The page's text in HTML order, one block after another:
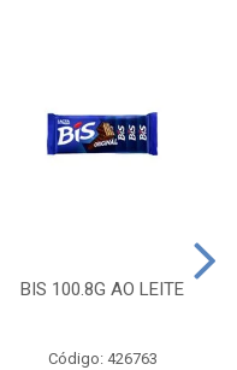
BIS 100.8G AO LEITE
Código: 426763